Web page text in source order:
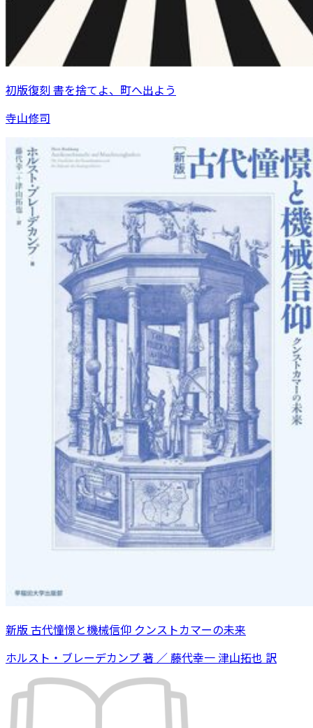
初版復刻 書を捨てよ、町へ出よう
寺山修司
新版 古代憧憬と機械信仰 クンストカマーの未来
ホルスト・ブレーデカンプ 著 ／ 藤代幸一 津山拓也 訳